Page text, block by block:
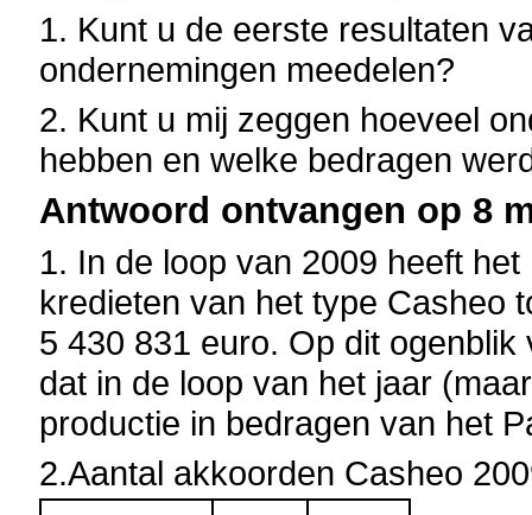
1. Kunt u de eerste resultaten
ondernemingen meedelen?
2. Kunt u mij zeggen hoeveel
hebben en welke bedragen
Antwoord ontvangen op 8
1. In de loop van 2009 heeft
kredieten van het type Casheo
5 430 831 euro. Op dit
dat in de loop van het jaar
productie in bedragen van het
2.Aantal akkoorden Casheo